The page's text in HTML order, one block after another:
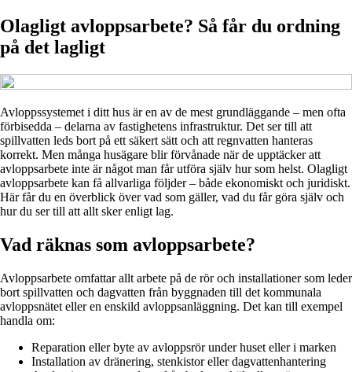
Olagligt avloppsarbete? Så får du ordning
på det lagligt
Avloppssystemet i ditt hus är en av de mest grundläggande – men ofta
förbisedda – delarna av fastighetens infrastruktur. Det ser till att
spillvatten leds bort på ett säkert sätt och att regnvatten hanteras
korrekt. Men många husägare blir förvånade när de upptäcker att
avloppsarbete inte är något man får utföra själv hur som helst. Olagligt
avloppsarbete kan få allvarliga följder – både ekonomiskt och juridiskt.
Här får du en överblick över vad som gäller, vad du får göra själv och
hur du ser till att allt sker enligt lag.
Vad räknas som avloppsarbete?
Avloppsarbete omfattar allt arbete på de rör och installationer som leder
bort spillvatten och dagvatten från byggnaden till det kommunala
avloppsnätet eller en enskild avloppsanläggning. Det kan till exempel
handla om:
Reparation eller byte av avloppsrör under huset eller i marken
Installation av dränering, stenkistor eller dagvattenhantering